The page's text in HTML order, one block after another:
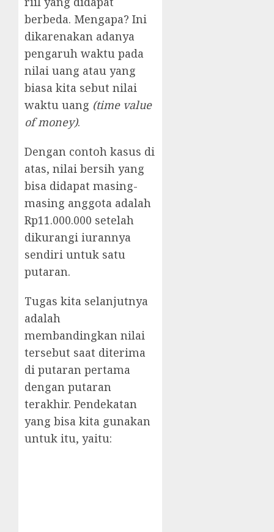
berbeda. Mengapa? Ini
dikarenakan adanya
pengaruh waktu pada
nilai uang atau yang
biasa kita sebut nilai
waktu uang (time value
of money).
Dengan contoh kasus di
atas, nilai bersih yang
bisa didapat masing-
masing anggota adalah
Rp11.000.000 setelah
dikurangi iurannya
sendiri untuk satu
putaran.
Tugas kita selanjutnya
adalah
membandingkan nilai
tersebut saat diterima
di putaran pertama
dengan putaran
terakhir. Pendekatan
yang bisa kita gunakan
untuk itu, yaitu: